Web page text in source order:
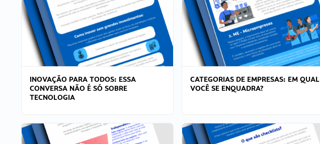
INOVAÇÃO PARA TODOS: ESSA
CONVERSA NÃO É SÓ SOBRE
TECNOLOGIA
CATEGORIAS DE EMPRESAS: EM QUAL
VOCÊ SE ENQUADRA?